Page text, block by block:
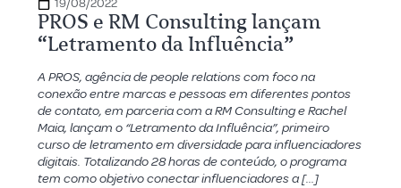
19/08/2022
PROS e RM Consulting lançam
“Letramento da Influência”
A PROS, agência de people relations com foco na
conexão entre marcas e pessoas em diferentes pontos
de contato, em parceria com a RM Consulting e Rachel
Maia, lançam o “Letramento da Influência”, primeiro
curso de letramento em diversidade para influenciadores
digitais. Totalizando 28 horas de conteúdo, o programa
tem como objetivo conectar influenciadores a […]